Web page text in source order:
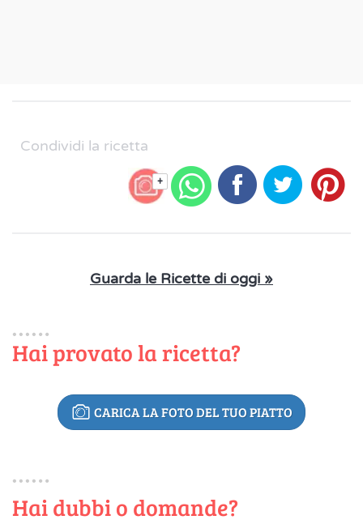
Condividi la ricetta
+
Guarda le Ricette di oggi »
Hai provato la ricetta?
CARICA LA FOTO DEL TUO PIATTO
Hai dubbi o domande?